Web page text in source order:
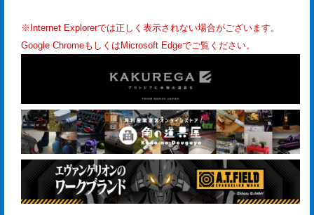
お
れ
会
社
概
※Internet Explorerでは正しく表示されない場合がございます。
Google ChromeもしくはMicrosoft Edgeでご覧ください。